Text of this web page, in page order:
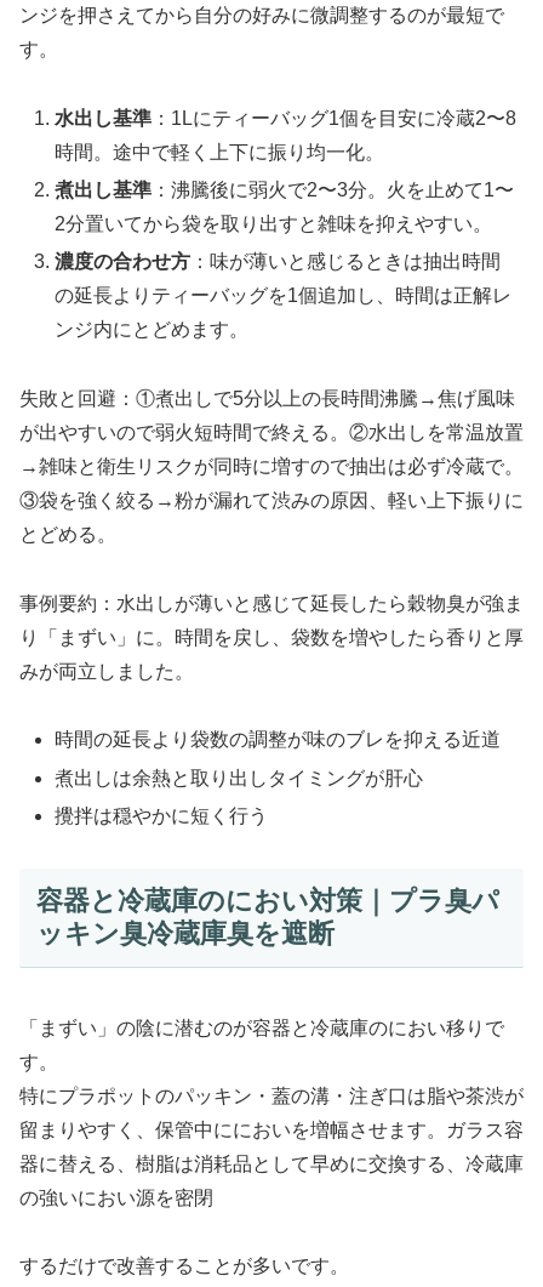
ンジを押さえてから自分の好みに微調整するのが最短で
す。
水出し基準 ：1Lにティーバッグ1個を目安に冷蔵2〜8
時間。途中で軽く上下に振り均一化。
煮出し基準 ：沸騰後に弱火で2〜3分。火を止めて1〜
2分置いてから袋を取り出すと雑味を抑えやすい。
濃度の合わせ方 ：味が薄いと感じるときは抽出時間
の延長よりティーバッグを1個追加し、時間は正解レ
ンジ内にとどめます。
失敗と回避：①煮出しで5分以上の長時間沸騰→焦げ風味
が出やすいので弱火短時間で終える。②水出しを常温放置
→雑味と衛生リスクが同時に増すので抽出は必ず冷蔵で。
③袋を強く絞る→粉が漏れて渋みの原因、軽い上下振りに
とどめる。
事例要約：水出しが薄いと感じて延長したら穀物臭が強ま
り「まずい」に。時間を戻し、袋数を増やしたら香りと厚
みが両立しました。
時間の延長より袋数の調整が味のブレを抑える近道
煮出しは余熱と取り出しタイミングが肝心
攪拌は穏やかに短く行う
容器と冷蔵庫のにおい対策｜プラ臭パ
ッキン臭冷蔵庫臭を遮断
「まずい」の陰に潜むのが容器と冷蔵庫のにおい移りで
す。
特にプラポットのパッキン・蓋の溝・注ぎ口は脂や茶渋が
留まりやすく、保管中ににおいを増幅させます。ガラス容
器に替える、樹脂は消耗品として早めに交換する、冷蔵庫
の強いにおい源を密閉
するだけで改善することが多いです。